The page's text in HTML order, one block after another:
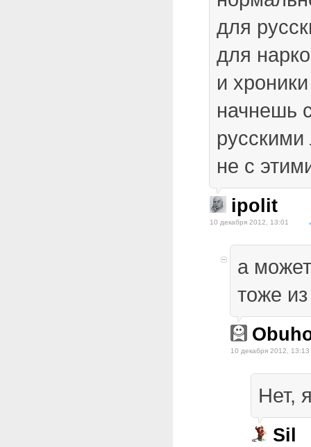
для
для
и
начнешь
не с
ipolit
10 декабря 2012, 13:01
а
тоже
10 декабря 2012, 13:13
Нет,
Sil